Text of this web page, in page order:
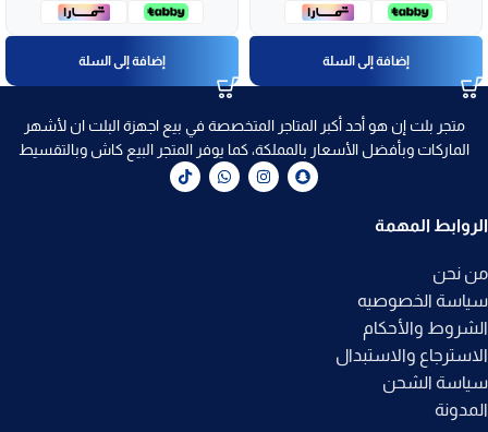
إضافة إلى السلة إضافة إلى السلة
متجر بلت إن هو أحد أكبر المتاجر المتخصصة في بيع اجهزة البلت ان لأشهر
الماركات وبأفضل الأسعار بالمملكة، كما يوفر المتجر البيع كاش وبالتقسيط
الروابط المهمة
من نحن
سياسة الخصوصيه
الشروط والأحكام
الاسترجاع والاستبدال
سياسة الشحن
المدونة